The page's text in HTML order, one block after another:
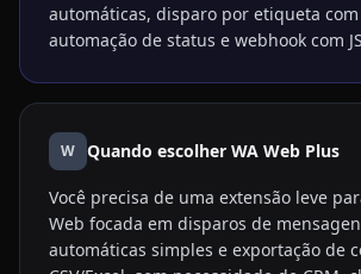
automáticas, disparo por etiqueta
automação de status e webhook com
W Quando escolher WA Web Plus
Você precisa de uma extensão leve
Web focada em disparos de
automáticas simples e exportação de